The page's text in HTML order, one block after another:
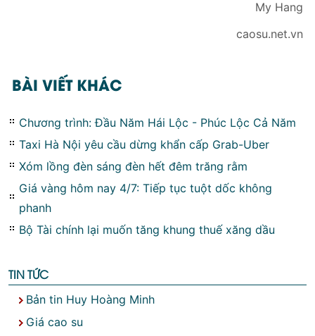
My Hang
caosu.net.vn
BÀI VIẾT KHÁC
Chương trình: Đầu Năm Hái Lộc - Phúc Lộc Cả Năm
Taxi Hà Nội yêu cầu dừng khẩn cấp Grab-Uber
Xóm lồng đèn sáng đèn hết đêm trăng rằm
Giá vàng hôm nay 4/7: Tiếp tục tuột dốc không
phanh
Bộ Tài chính lại muốn tăng khung thuế xăng dầu
TIN TỨC
Bản tin Huy Hoàng Minh
Giá cao su